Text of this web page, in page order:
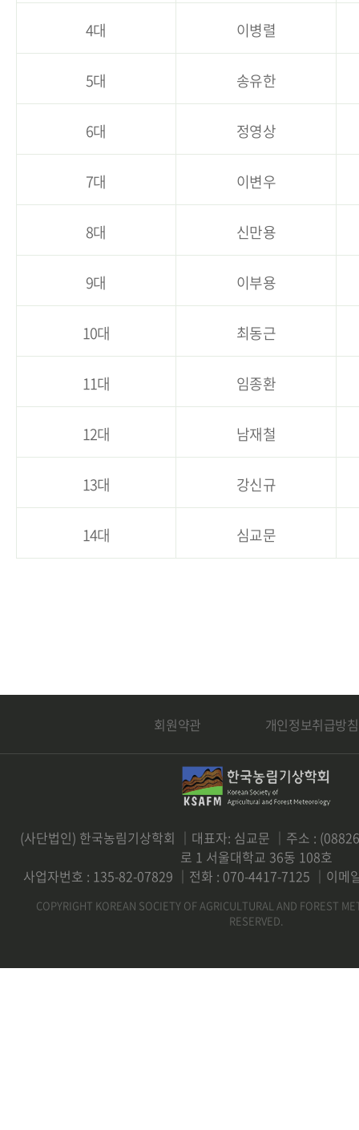
4대 이병렬
5대 송유한
6대 정영상
7대 이변우
8대 신만용
9대 이부용
10대 최동근
11대 임종환
12대 남재철
13대 강신규
14대 심교문
회원약관 개인정보취급방침
(사단법인) 한국농림기상학회 ｜대표자: 심교문 ｜주소 :
로 1 서울대학교 36동 108호
사업자번호 : 135-82-07829 ｜전화 : 070-4417-7125 ｜이
COPYRIGHT KOREAN SOCIETY OF AGRICULTURAL AND FOREST
RESERVED.